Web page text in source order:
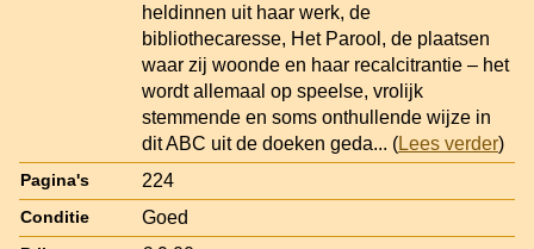
heldinnen uit haar werk, de
bibliothecaresse, Het Parool, de plaatsen
waar zij woonde en haar recalcitrantie – het
wordt allemaal op speelse, vrolijk
stemmende en soms onthullende wijze in
dit ABC uit de doeken geda... (Lees verder)
Pagina's 224
Conditie Goed